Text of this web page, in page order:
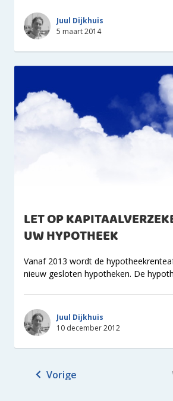
Juul Dijkhuis
5 maart 2014
LET OP
UW HYPOTHEEK
Vanaf 2013 wordt de
nieuw gesloten hypotheken. De
Juul Dijkhuis
10 december 2012
Vorige